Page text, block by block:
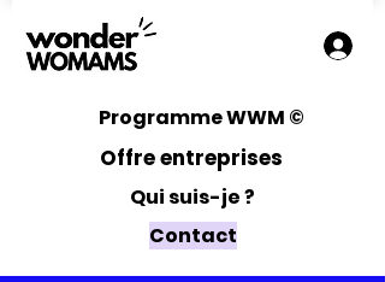
Programme WWM ©
Offre entreprises
Qui suis-je ?
Contact